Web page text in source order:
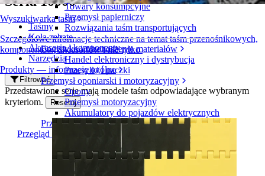
Wyszukiwarka taśm
Szczegółowe informacje techniczne na temat taśm przenośnikowych,
komponentów, akcesoriów i nie tylko
Produkty — informacje ogólne
Towary konsumpcyjne
Przemysł papierniczy
Rozwiązania taśm transportujących
Logistyka i przenoszenie materiałów
Handel elektroniczny i dystrybucja
Przesyłki i paczki
Przemysł oponiarski i motoryzacyjny
Opony
Przemysł motoryzacyjny
Akumulatory do pojazdów elektrycznych
Przemysł
Przegląd branż
Taśmy
Koła zębate
Akcesoria i komponenty
Narzędzia
Filtrować
Przedstawione serie mają modele taśm odpowiadające wybranym
kryteriom.
Resetuj